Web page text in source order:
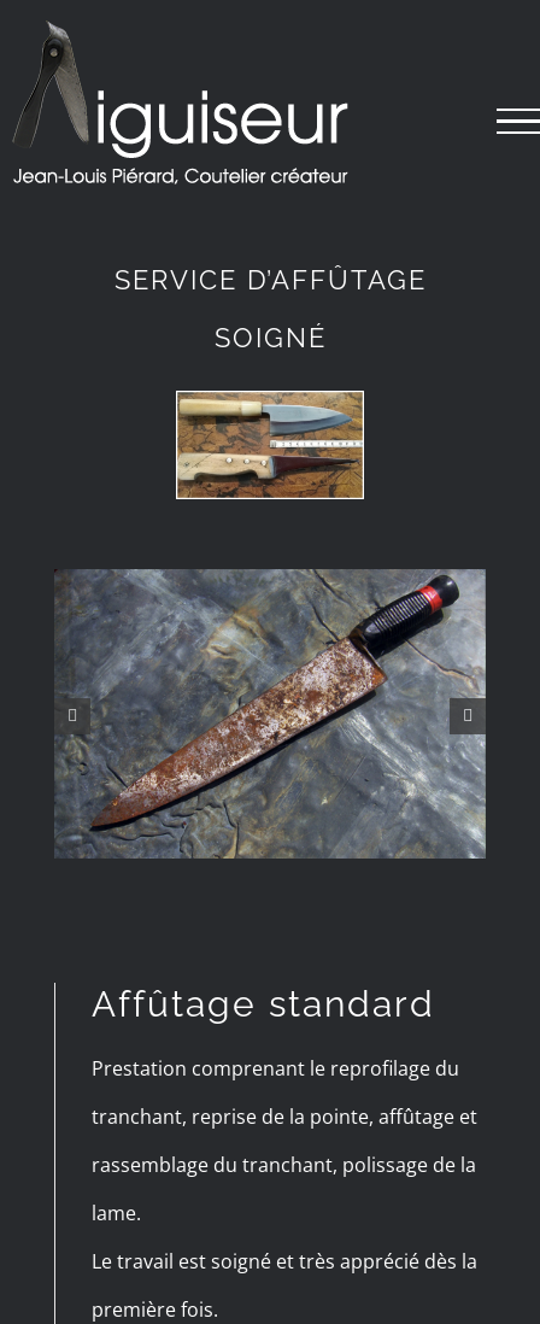
Passer
contenu
SERVICE D’AFFÛTAGE
SOIGNÉ
Affûtage standard
Prestation comprenant le reprofilage du
tranchant, reprise de la pointe, affûtage et
rassemblage du tranchant, polissage de la
lame.
Le travail est soigné et très apprécié dès la
première fois.